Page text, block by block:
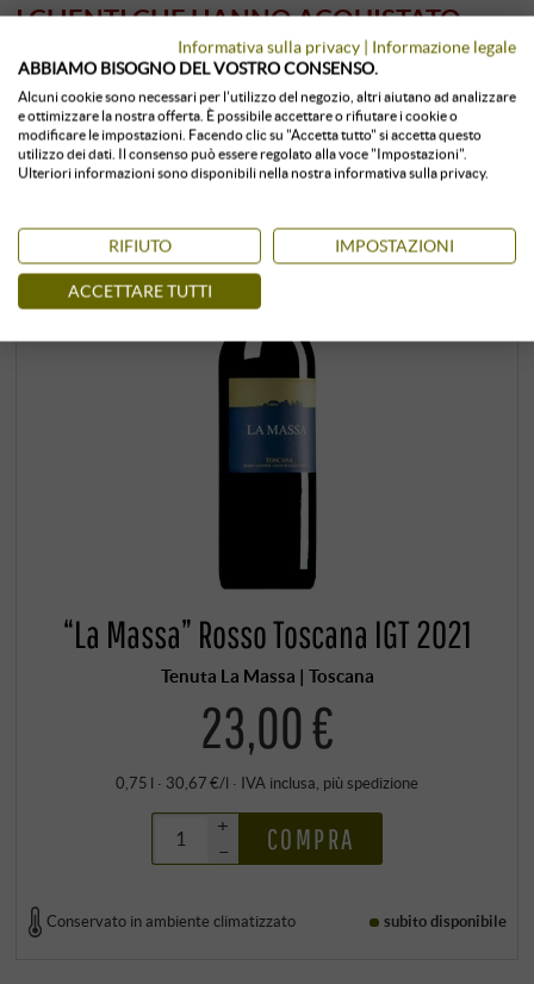
I CLIENTI CHE HANNO ACQUISTATO
QUESTO PRODOTTO, HANNO
ACQUISTATO ANCHE:
“La Massa” Rosso Toscana IGT 2021
Tenuta La Massa | Toscana
23,00 €
0,75 l · 30,67 €/l · IVA inclusa , più spedizione
+
–
COMPRA
Conservato in ambiente climatizzato subito disponibile
Informativa sulla privacy | Informazione legale
ABBIAMO BISOGNO DEL VOSTRO CONSENSO.
Alcuni cookie sono necessari per l'utilizzo del negozio, altri aiutano ad analizzare
e ottimizzare la nostra offerta. È possibile accettare o rifiutare i cookie o
modificare le impostazioni. Facendo clic su "Accetta tutto" si accetta questo
utilizzo dei dati. Il consenso può essere regolato alla voce "Impostazioni".
Ulteriori informazioni sono disponibili nella nostra informativa sulla privacy.
RIFIUTO IMPOSTAZIONI
ACCETTARE TUTTI